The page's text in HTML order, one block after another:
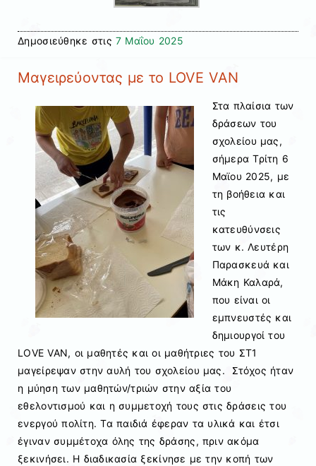
Δημοσιεύθηκε στις 7 Μαΐου 2025
Μαγειρεύοντας με το LOVE VAN
Στα πλαίσια των
δράσεων του
σχολείου μας,
σήμερα Τρίτη 6
Μαϊου 2025, με
τη βοήθεια και
τις
κατευθύνσεις
των κ. Λευτέρη
Παρασκευά και
Μάκη Καλαρά,
που είναι οι
εμπνευστές και
δημιουργοί του
LOVE VAN, οι μαθητές και οι μαθήτριες του ΣΤ1
μαγείρεψαν στην αυλή του σχολείου μας. Στόχος ήταν
η μύηση των μαθητών/τριών στην αξία του
εθελοντισμού και η συμμετοχή τους στις δράσεις του
ενεργού πολίτη. Τα παιδιά έφεραν τα υλικά και έτσι
έγιναν συμμέτοχα όλης της δράσης, πριν ακόμα
ξεκινήσει. Η διαδικασία ξεκίνησε με την κοπή των